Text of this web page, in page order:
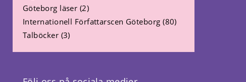
Göteborg läser (2)
Internationell Författarscen Göteborg (80)
Talböcker (3)